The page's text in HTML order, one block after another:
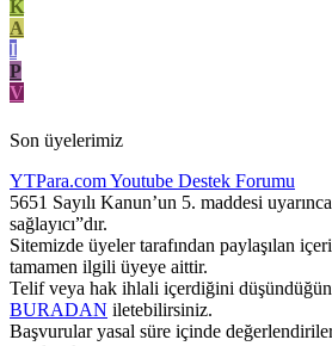
K
A
I
P
V
Son üyelerimiz
YTPara.comYoutube Destek Forumu
5651 Sayılı Kanun’un 5. maddesi
sağlayıcı”dır.
Sitemizde üyeler tarafından paylaşılan
tamamen ilgili üyeye aittir.
Telif veya hak ihlali içerdiğini
BURADAN iletebilirsiniz.
Başvurular yasal süre içinde